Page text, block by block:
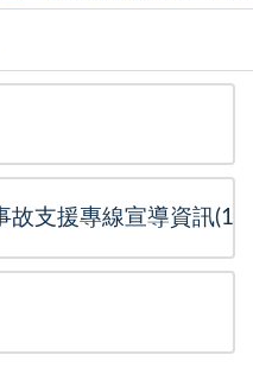
故支援專線宣導資訊